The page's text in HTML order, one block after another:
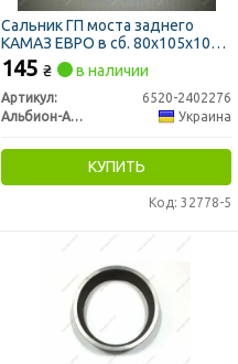
Сальник ГП моста заднего
КАМАЗ ЕВРО в сб. 80х105х10
(пр-во Украина)
145 ₴ в наличии
Артикул:
6520-2402276
Альбион-Авто
Украина
КУПИТЬ
Код: 32778-5